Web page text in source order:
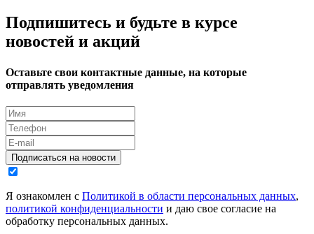
Подпишитесь и будьте в курсе
новостей и акций
Оставьте свои контактные данные, на которые
отправлять уведомления
Подписаться на новости
Я ознакомлен с Политикой в области персональных данных,
политикой конфиденциальности и даю свое согласие на
обработку персональных данных.